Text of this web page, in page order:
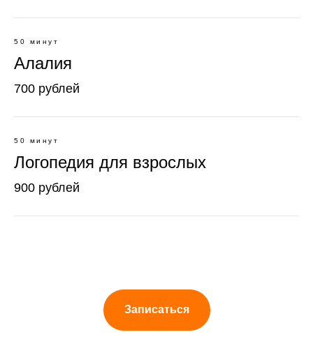
50 минут
Алалия
700 рублей
50 минут
Логопедия для взрослых
900 рублей
Записаться